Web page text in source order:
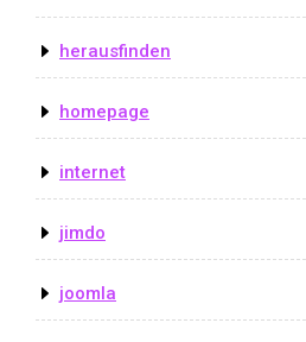
herausfinden
homepage
internet
jimdo
joomla